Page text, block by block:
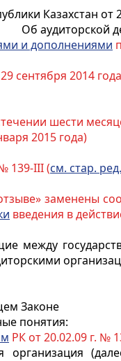
Казахстан
Об аудиторской
и дополнениями
сентября 2014 года
шести
2015 года)
139-III (см. стар. ред.
заменены
введения в
между
Законе
понятия:
РК от 20.02.09 г. №
организация